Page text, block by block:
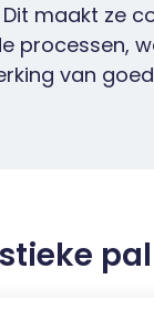
maakt ze
processen,
van